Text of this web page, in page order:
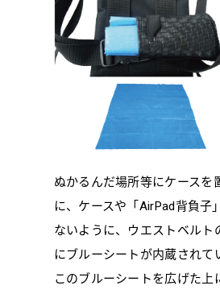
ぬかるんだ場所等にケースを
に、ケースや「AirPad背負子
ないように、ウエストベルト
にブルーシートが内蔵されて
このブルーシートを広げた上